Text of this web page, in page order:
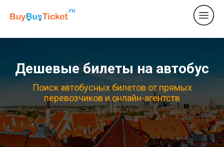
Дешевые билеты на автобус
Поиск автобусных билетов от прямых
перевозчиков и онлайн-агентств